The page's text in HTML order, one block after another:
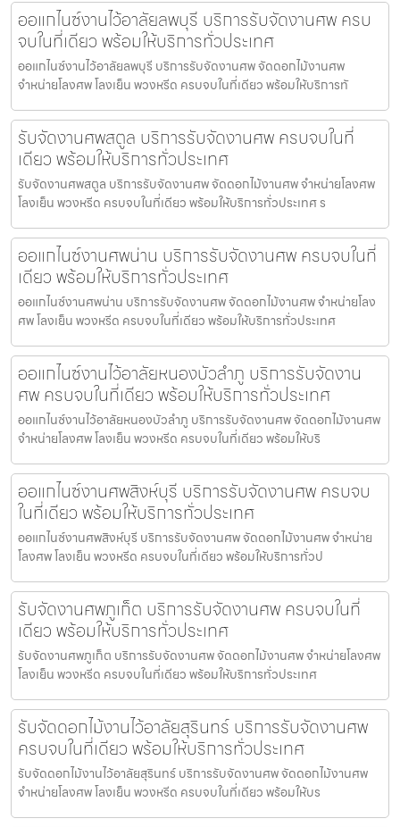
ออแกไนซ์งานไว้อาลัยลพบุรี บริการรับจัดงานศพ ครบ
จบในที่เดียว พร้อมให้บริการทั่วประเทศ
ออแกไนซ์งานไว้อาลัยลพบุรี บริการรับจัดงานศพ จัดดอกไม้งานศพ
จำหน่ายโลงศพ โลงเย็น พวงหรีด ครบจบในที่เดียว พร้อมให้บริการทั
รับจัดงานศพสตูล บริการรับจัดงานศพ ครบจบในที่
เดียว พร้อมให้บริการทั่วประเทศ
รับจัดงานศพสตูล บริการรับจัดงานศพ จัดดอกไม้งานศพ จำหน่ายโลงศพ
โลงเย็น พวงหรีด ครบจบในที่เดียว พร้อมให้บริการทั่วประเทศ ร
ออแกไนซ์งานศพน่าน บริการรับจัดงานศพ ครบจบในที่
เดียว พร้อมให้บริการทั่วประเทศ
ออแกไนซ์งานศพน่าน บริการรับจัดงานศพ จัดดอกไม้งานศพ จำหน่ายโลง
ศพ โลงเย็น พวงหรีด ครบจบในที่เดียว พร้อมให้บริการทั่วประเทศ
ออแกไนซ์งานไว้อาลัยหนองบัวลำภู บริการรับจัดงาน
ศพ ครบจบในที่เดียว พร้อมให้บริการทั่วประเทศ
ออแกไนซ์งานไว้อาลัยหนองบัวลำภู บริการรับจัดงานศพ จัดดอกไม้งานศพ
จำหน่ายโลงศพ โลงเย็น พวงหรีด ครบจบในที่เดียว พร้อมให้บริ
ออแกไนซ์งานศพสิงห์บุรี บริการรับจัดงานศพ ครบจบ
ในที่เดียว พร้อมให้บริการทั่วประเทศ
ออแกไนซ์งานศพสิงห์บุรี บริการรับจัดงานศพ จัดดอกไม้งานศพ จำหน่าย
โลงศพ โลงเย็น พวงหรีด ครบจบในที่เดียว พร้อมให้บริการทั่วป
รับจัดงานศพภูเก็ต บริการรับจัดงานศพ ครบจบในที่
เดียว พร้อมให้บริการทั่วประเทศ
รับจัดงานศพภูเก็ต บริการรับจัดงานศพ จัดดอกไม้งานศพ จำหน่ายโลงศพ
โลงเย็น พวงหรีด ครบจบในที่เดียว พร้อมให้บริการทั่วประเทศ
รับจัดดอกไม้งานไว้อาลัยสุรินทร์ บริการรับจัดงานศพ
ครบจบในที่เดียว พร้อมให้บริการทั่วประเทศ
รับจัดดอกไม้งานไว้อาลัยสุรินทร์ บริการรับจัดงานศพ จัดดอกไม้งานศพ
จำหน่ายโลงศพ โลงเย็น พวงหรีด ครบจบในที่เดียว พร้อมให้บร